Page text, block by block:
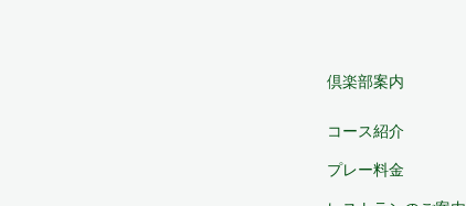
倶楽部案内
コース紹介
プレー料金